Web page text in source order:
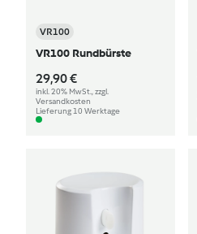
VR100
VR100 Rundbürste
29,90 €
inkl. 20% MwSt., zzgl.
Versandkosten
Lieferung 10 Werktage